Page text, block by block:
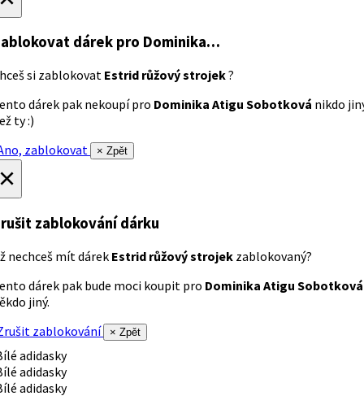
dárek pro Dominika…
si zablokovat Estrid růžový strojek?
dárek pak nekoupí pro Dominika Atigu Sobotková nikdo
ty :)
zablokovat
× Zpět
zablokování dárku
nechceš mít dárek Estrid růžový strojek zablokovaný?
dárek pak bude moci koupit pro Dominika Atigu Sobotková
jiný.
zablokování
× Zpět